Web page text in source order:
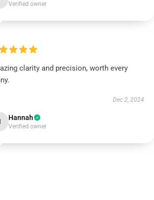
Verified owner
clarity and precision, worth every
Dec 2, 2024
Hannah
Verified owner